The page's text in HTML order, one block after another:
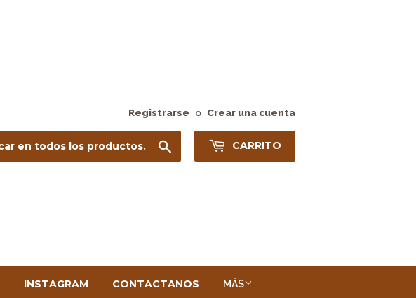
Registrarse o Crear una cuenta
Buscar CARRITO
INSTAGRAM CONTACTANOS MÁS